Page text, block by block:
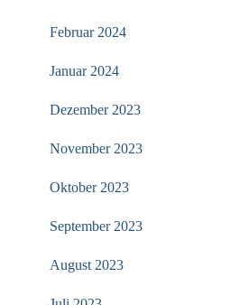
Februar 2024
Januar 2024
Dezember 2023
November 2023
Oktober 2023
September 2023
August 2023